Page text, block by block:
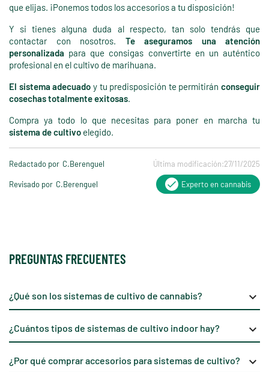
que elijas. ¡Ponemos todos los accesorios a tu disposición!
Y si tienes alguna duda al respecto, tan solo tendrás que
contactar con nosotros. Te aseguramos una atención
personalizada para que consigas convertirte en un auténtico
profesional en el cultivo de marihuana.
El sistema adecuado y tu predisposición te permitirán conseguir
cosechas totalmente exitosas.
Compra ya todo lo que necesitas para poner en marcha tu
sistema de cultivo elegido.
Redactado por C.Berenguel Última modificación:27/11/2025
Revisado por C.Berenguel Experto en cannabis
PREGUNTAS FRECUENTES
¿Qué son los sistemas de cultivo de cannabis? keyboard_arrow_down
¿Cuántos tipos de sistemas de cultivo indoor hay? keyboard_arrow_down
¿Por qué comprar accesorios para sistemas de cultivo? keyboard_arrow_down